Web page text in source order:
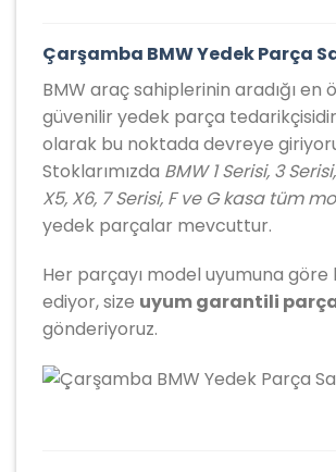
Çarşamba BMW Yedek Parça
BMW araç sahiplerinin aradığı en
güvenilir yedek parça
olarak bu noktada devreye
Stoklarımızda BMW 1 Serisi, 3
X5, X6, 7 Serisi, F ve G kasa tüm
yedek parçalar mevcuttur.
Her parçayı model uyumuna
ediyor, size uyum garantili
gönderiyoruz.